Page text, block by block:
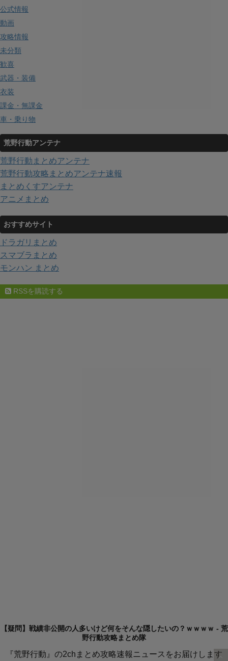
公式情報
動画
攻略情報
未分類
歓喜
武器・装備
衣装
課金・無課金
車・乗り物
荒野行動アンテナ
荒野行動まとめアンテナ
荒野行動攻略まとめアンテナ速報
まとめくすアンテナ
アニメまとめ
おすすめサイト
ドラガリまとめ
スマブラまとめ
モンハン まとめ
RSSを購読する
【疑問】戦績非公開の人多いけど何をそんな隠したいの？ｗｗｗｗ - 荒
野行動攻略まとめ隊
『荒野行動』の2chまとめ攻略速報ニュースをお届けします